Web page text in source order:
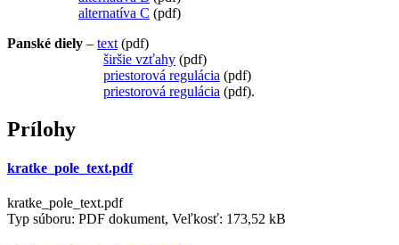
alternatíva C (pdf)
Panské diely – text (pdf)
širšie vzťahy (pdf)
priestorová regulácia (pdf)
priestorová regulácia (pdf).
Prílohy
kratke_pole_text.pdf
kratke_pole_text.pdf
Typ súboru: PDF dokument, Veľkosť: 173,52 kB